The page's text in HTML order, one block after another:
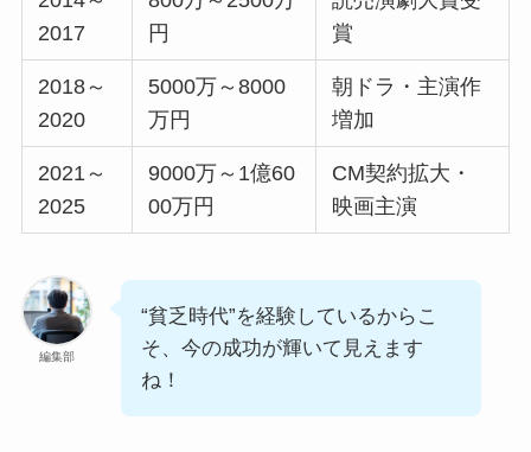
2017
円
賞
2018～
2020
5000万～8000
万円
朝ドラ・主演作
増加
2021～
2025
9000万～1億60
00万円
CM契約拡大・
映画主演
編集部
“貧乏時代”を経験しているからこ
そ、今の成功が輝いて見えます
ね！